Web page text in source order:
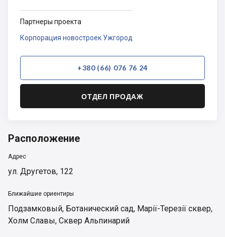
+380 (66) 076 76 24
ОТДЕЛ ПРОДАЖ
Партнеры проекта
Корпорация новостроек Ужгород
Расположение
Адрес
ул. Другетов, 122
Ближайшие ориентиры
Подзамковый, Ботанический сад, Марії-Терезії сквер,
Холм Славы, Сквер Альпинарий